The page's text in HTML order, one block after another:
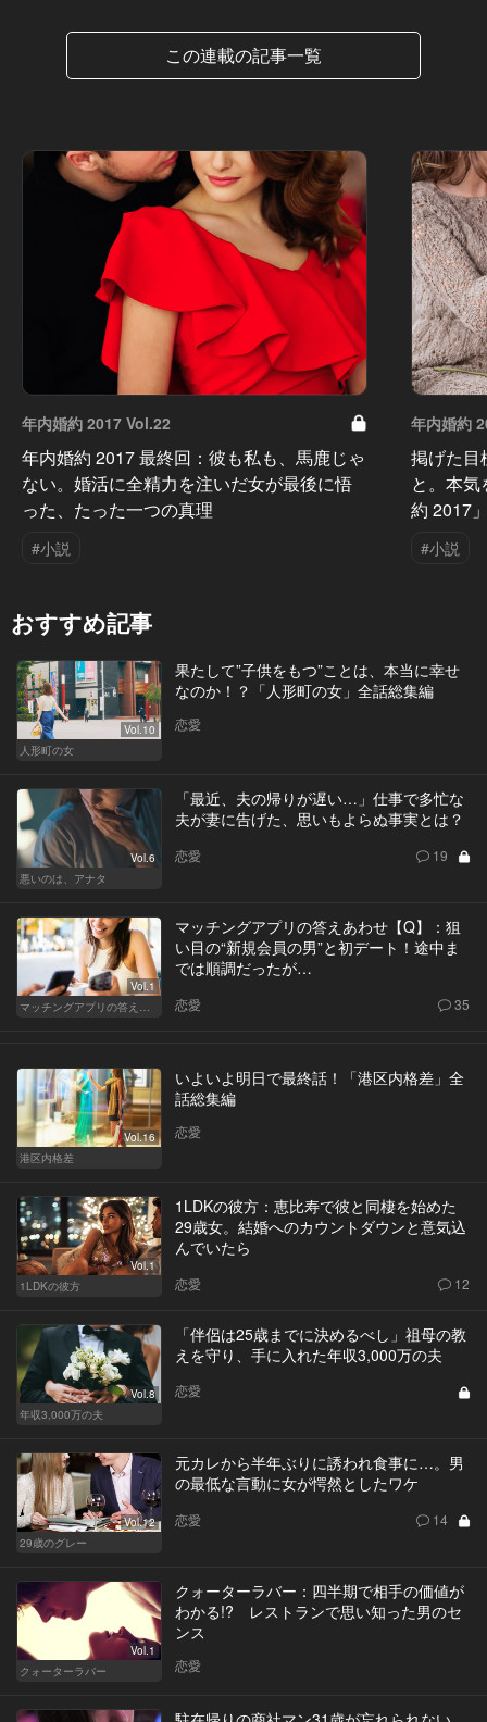
この連載の記事一覧
年内婚約 2017 Vol.22
年内婚約 2017 最終回：彼も私も、馬鹿じゃ
ない。婚活に全精力を注いだ女が最後に悟
った、たった一つの真理
#小説
年内婚約
掲げた目
と。本
約 2017
#小説
おすすめ記事
Vol.10
人形町の女
果たして”子供をもつ”ことは、本当に幸せ
なのか！？「人形町の女」全話総集編
恋愛
Vol.6
悪いのは、アナタ
「最近、夫の帰りが遅い…」仕事で多忙な
夫が妻に告げた、思いもよらぬ事実とは？
恋愛 19
Vol.1
マッチングアプリの答えあわせ【Q】～SEASON2～
マッチングアプリの答えあわせ【Q】：狙
い目の“新規会員の男”と初デート！途中ま
では順調だったが…
恋愛 35
Vol.16
港区内格差
いよいよ明日で最終話！「港区内格差」全
話総集編
恋愛
Vol.1
1LDKの彼方
1LDKの彼方：恵比寿で彼と同棲を始めた
29歳女。結婚へのカウントダウンと意気込
んでいたら
恋愛 12
Vol.8
年収3,000万の夫
「伴侶は25歳までに決めるべし」祖母の教
えを守り、手に入れた年収3,000万の夫
恋愛
Vol.12
29歳のグレー
元カレから半年ぶりに誘われ食事に…。男
の最低な言動に女が愕然としたワケ
恋愛 14
Vol.1
クォーターラバー
クォーターラバー：四半期で相手の価値が
わかる!? レストランで思い知った男のセ
ンス
恋愛